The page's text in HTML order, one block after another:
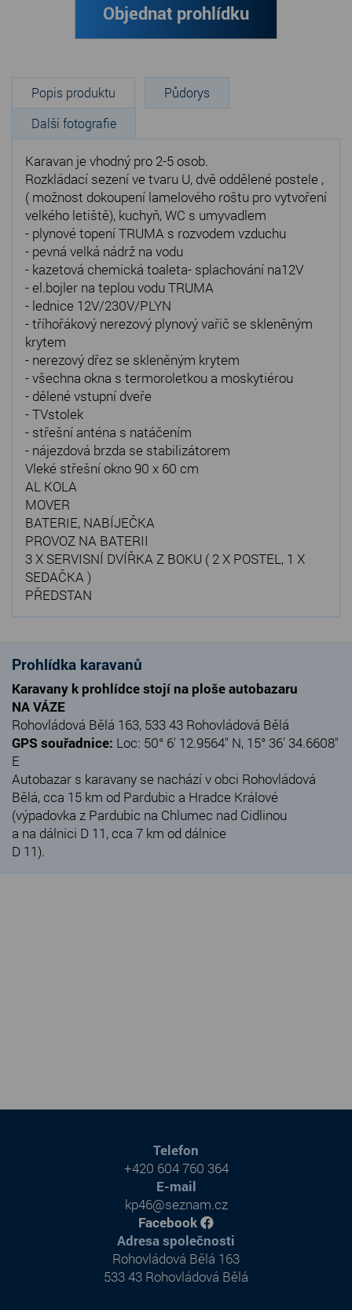
Objednat prohlídku
Popis produktu
Půdorys
Další fotografie
Karavan je vhodný pro 2-5 osob.
Rozkládací sezení ve tvaru U, dvě oddělené postele ,
( možnost dokoupení lamelového roštu pro vytvoření
velkého letiště), kuchyň, WC s umyvadlem
- plynové topení TRUMA s rozvodem vzduchu
- pevná velká nádrž na vodu
- kazetová chemická toaleta- splachování na12V
- el.bojler na teplou vodu TRUMA
- lednice 12V/230V/PLYN
- tříhořákový nerezový plynový vařič se skleněným
krytem
- nerezový dřez se skleněným krytem
- všechna okna s termoroletkou a moskytiérou
- dělené vstupní dveře
- TVstolek
- střešní anténa s natáčením
- nájezdová brzda se stabilizátorem
Vleké střešní okno 90 x 60 cm
AL KOLA
MOVER
BATERIE, NABÍJEČKA
PROVOZ NA BATERII
3 X SERVISNÍ DVÍŘKA Z BOKU ( 2 X POSTEL, 1 X
SEDAČKA )
PŘEDSTAN
Prohlídka karavanů
Karavany k prohlídce stojí na ploše autobazaru
NA VÁZE
Rohovládová Bělá 163, 533 43 Rohovládová Bělá
GPS souřadnice: Loc: 50° 6' 12.9564" N, 15° 36' 34.6608"
E
Autobazar s karavany se nachází v obci Rohovládová
Bělá, cca 15 km od Pardubic a Hradce Králové
(výpadovka z Pardubic na Chlumec nad Cidlinou
a na dálnici D 11, cca 7 km od dálnice
D 11).
Adresa společnosti
Rohovládová Bělá 163
533 43 Rohovládová Bělá
Telefon
+420 604 760 364
E-mail
kp46@seznam.cz
Facebook